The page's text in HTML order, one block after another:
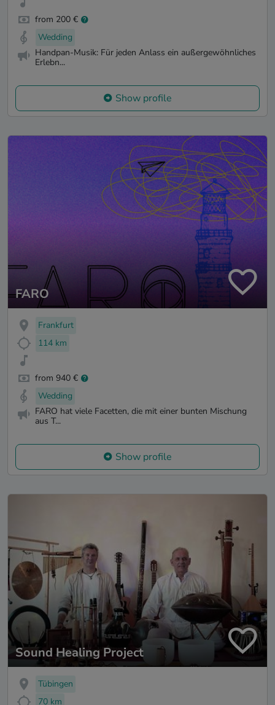
from 200 €
Wedding
Handpan-Musik: Für jeden Anlass ein außergewöhnliches
Erlebn...
Show profile
FARO
Frankfurt
114 km
from 940 €
Wedding
FARO hat viele Facetten, die mit einer bunten Mischung
aus T...
Show profile
Sound Healing Project
Tübingen
70 km